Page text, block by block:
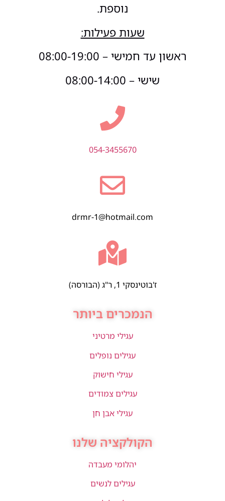
נוספת.
שעות פעילות:
ראשון עד חמישי – 08:00-19:00
שישי – 08:00-14:00
054-3455670
drmr-1@hotmail.com
ז'בוטינסקי 1, ר"ג (הבורסה)
הנמכרים ביותר
עגילי מרטיני
עגילים נופלים
עגילי חישוק
עגילים צמודים
עגילי אבן חן
הקולקציה שלנו
יהלומי מעבדה
עגילים לנשים